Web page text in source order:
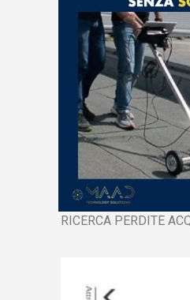
RICERCA PERDITE